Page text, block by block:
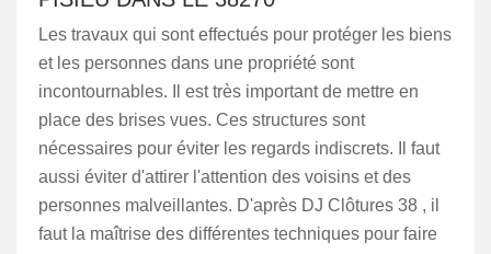
Les travaux qui sont effectués pour protéger les biens
et les personnes dans une propriété sont
incontournables. Il est très important de mettre en
place des brises vues. Ces structures sont
nécessaires pour éviter les regards indiscrets. Il faut
aussi éviter d'attirer l'attention des voisins et des
personnes malveillantes. D'après DJ Clôtures 38 , il
faut la maîtrise des différentes techniques pour faire